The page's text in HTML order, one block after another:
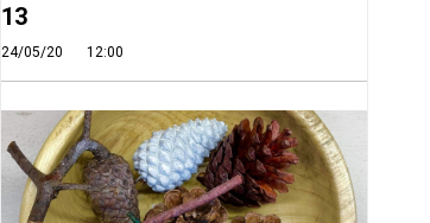
13
24/05/20 12:00